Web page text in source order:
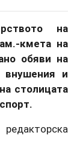
на
кмета на
обяви на
внушения и
столицата